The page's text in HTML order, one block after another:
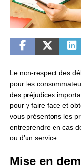
Le non-respect des
pour les
des préjudices
pour y faire face et
vous présentons les
entreprendre en cas
ou d’un service.
Mise en